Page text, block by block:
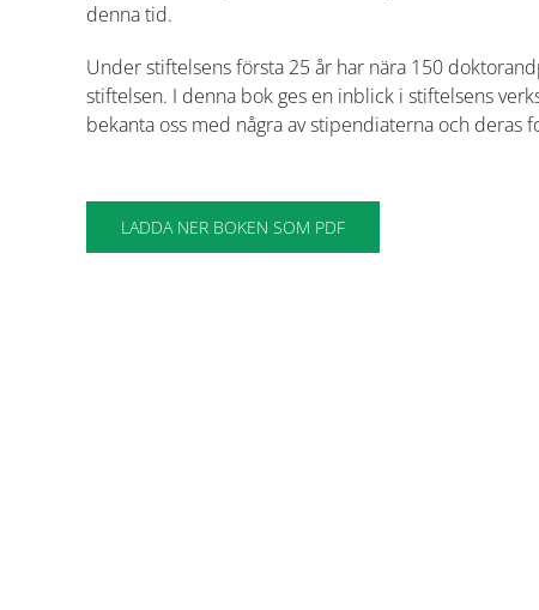
denna tid.
Under stiftelsens första 25 år har nära 150
stiftelsen. I denna bok ges en inblick i stiftelsens
bekanta oss med några av stipendiaterna och deras
LADDA NER BOKEN SOM PDF